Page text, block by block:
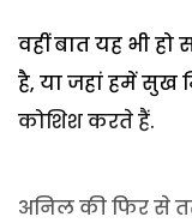
वहीं बात यह भी
है, या जहां हमें सुख
कोशिश करते हैं.
अनिल की फिर से